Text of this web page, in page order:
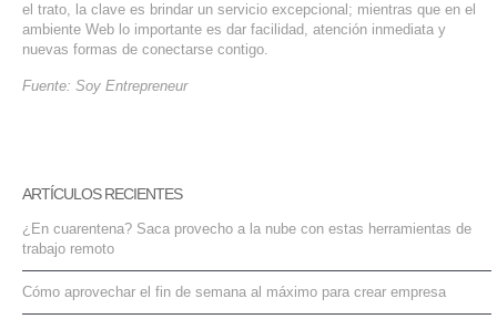
el trato, la clave es brindar un servicio excepcional; mientras que en el
ambiente Web lo importante es dar facilidad, atención inmediata y
nuevas formas de conectarse contigo.
Fuente: Soy Entrepreneur
ARTÍCULOS RECIENTES
¿En cuarentena? Saca provecho a la nube con estas herramientas de
trabajo remoto
Cómo aprovechar el fin de semana al máximo para crear empresa